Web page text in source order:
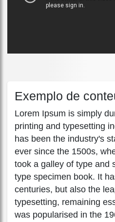
Exemplo de
Lorem Ipsum is simply
printing and typesetting
has been the industry's
ever since the 1500s,
took a galley of type and
type specimen book. It
centuries, but also the
typesetting, remaining
was popularised in the